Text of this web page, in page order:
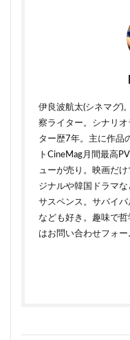
伊良波航太(シネマグ)
察ライター。シナリ
ター歴7年。主に作品
トCineMag月間最高
ューが売り。映画だ
ジナルや韓国ドラマ
サスペンス。サバイ
なども好き。趣味で
はお問い合わせフォー